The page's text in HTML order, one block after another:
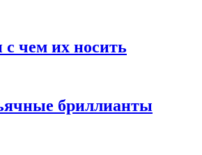
чем их носить
бриллианты